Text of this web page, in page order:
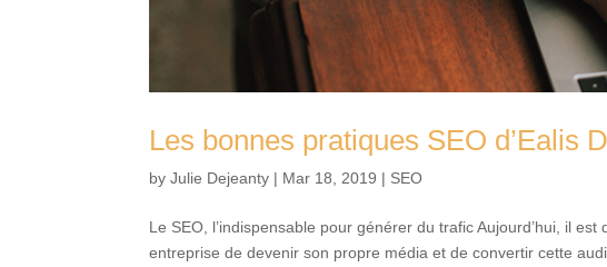
Les bonnes pratiques SEO d’Ealis
byJulie Dejeanty | Mar 18, 2019 | SEO
Le SEO, l’indispensable pour générer du trafic Aujourd’hui, il
entreprise de devenir son propre média et de convertir cette